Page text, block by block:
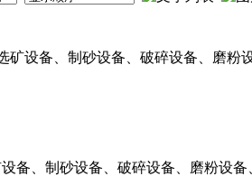
矿设备、制砂设备、破碎设备、磨粉
备、制砂设备、破碎设备、磨粉设